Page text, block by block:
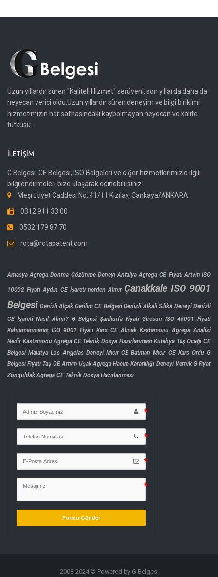
Uzun yıllardır süren "Kaliteli Hizmet" serüveni, son yıllarda daha da
heyecan verici oldu.Uzun yıllardır süren deneyim ve bilgi birikimi,
hizmetimizin her safhasındaki kaybolmayan heyecan ve kalite
tutkusu...
İLETIŞIM
G Belgesi, CE Belgesi, ISO Belgeleri ve diğer hizmetlerimizle ilgili
bilgilendirmeleri bize ulaşarak edinebilirsiniz.
Meşrutiyet Caddesi No: 41/11 Kızılay, Çankaya/ANKARA
0312 911 33 00
0532 179 87 70
rota@rotapatent.com
Amasya Agrega Donma Çözünme Deneyi Antalya Agrega CE Fiyatı Artvin ISO
10002 Fiyatı Aydın CE İşareti nerden Alınır Çanakkale ISO 9001
Belgesi Denizli Alçak Gerilim CE Belgesi Denizli Alkali Silika Deneyi Denizli
CE İşareti Nasıl Alınır? G Belgesi Şanlıurfa Fiyatı Giresun ISO 45001 Fiyatı
Kahramanmaraş ISO 9001 Fiyatı Kars CE Almak Kastamonu Agrega Analizi
Nedir Kastamonu Agrega CE Teknik Dosya Hazırlanması Kütahya Taş Ocağı CE
Belgesi Malatya Los Angelas Deneyi Mıcır CE Batman Mıcır CE Kars Ordu G
Belgesi Fiyatı Taş CE Artvin Uşak Agrega Hacim Kararlılığı Deneyi Vernik G Fiyat
Zonguldak Agrega CE Teknik Dosya Hazırlanması
Formu Gönder
2008-2024 © Powered by G Belgesi